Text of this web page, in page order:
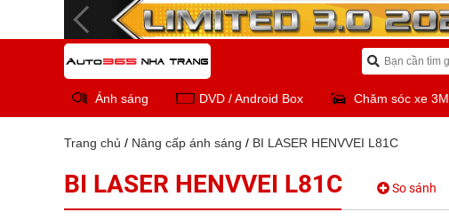
Ánh sáng DVD / Android Box Chăm sóc xe 3M
Trang chủ / Nâng cấp ánh sáng / BI LASER HENVVEI L81C
BI LASER HENVVEI L81C So sánh